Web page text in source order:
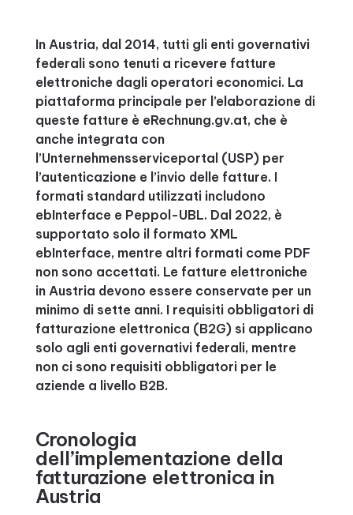
In Austria, dal 2014, tutti gli enti governativi
federali sono tenuti a ricevere fatture
elettroniche dagli operatori economici. La
piattaforma principale per l’elaborazione di
queste fatture è eRechnung.gv.at, che è
anche integrata con
l’Unternehmensserviceportal (USP) per
l’autenticazione e l’invio delle fatture. I
formati standard utilizzati includono
ebInterface e Peppol-UBL. Dal 2022, è
supportato solo il formato XML
ebInterface, mentre altri formati come PDF
non sono accettati. Le fatture elettroniche
in Austria devono essere conservate per un
minimo di sette anni. I requisiti obbligatori di
fatturazione elettronica (B2G) si applicano
solo agli enti governativi federali, mentre
non ci sono requisiti obbligatori per le
aziende a livello B2B.
Cronologia
dell’implementazione della
fatturazione elettronica in
Austria